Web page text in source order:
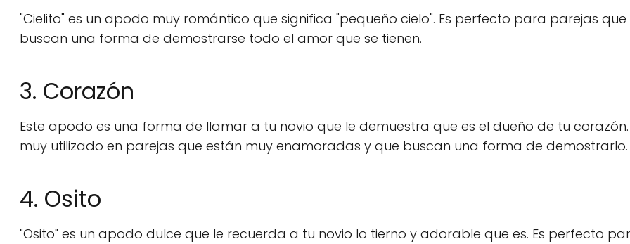
"Cielito" es un apodo muy romántico que significa "pequeño cielo". Es perfecto para parejas que
buscan una forma de demostrarse todo el amor que se tienen.
3. Corazón
Este apodo es una forma de llamar a tu novio que le demuestra que es el dueño de tu corazón.
muy utilizado en parejas que están muy enamoradas y que buscan una forma de demostrarlo.
4. Osito
"Osito" es un apodo dulce que le recuerda a tu novio lo tierno y adorable que es. Es perfecto